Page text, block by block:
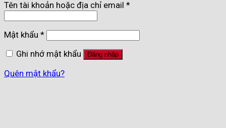
Tên tài khoản hoặc địa chỉ email *
Mật khẩu *
Ghi nhớ mật khẩu
Đăng nhập
Quên mật khẩu?